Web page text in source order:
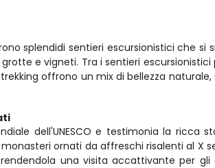
splendidi sentieri escursionistici che si
e vigneti. Tra i sentieri escursionistici
trekking offrono un mix di bellezza
dell'UNESCO e testimonia la ricca
ornati da affreschi risalenti al X
una visita accattivante per